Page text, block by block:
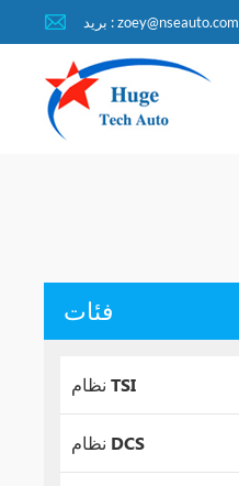
بريد : zoey@nseauto.com
فئات
نظام TSI
نظام DCS